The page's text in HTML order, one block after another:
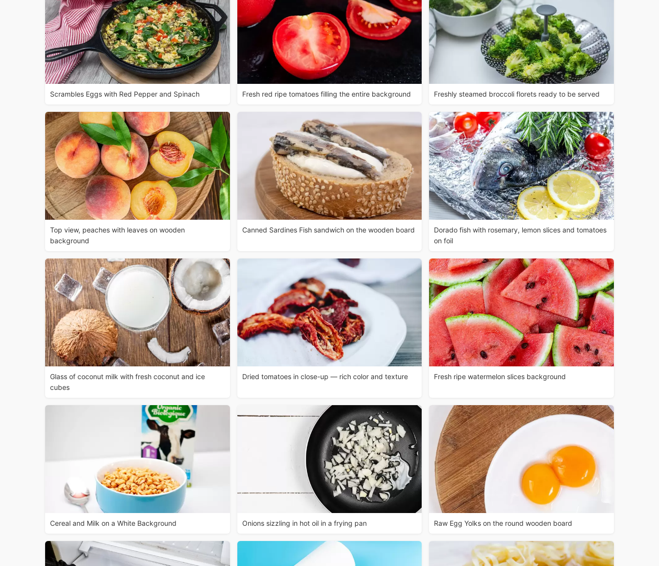
Scrambles Eggs with Red Pepper and Spinach Fresh red ripe tomatoes filling the entire background Freshly steamed broccoli florets ready to be served
Top view, peaches with leaves on wooden
background
Canned Sardines Fish sandwich on the wooden board
Dorado fish with rosemary, lemon slices and tomatoes
on foil
Glass of coconut milk with fresh coconut and ice
cubes
Dried tomatoes in close-up — rich color and texture Fresh ripe watermelon slices background
Cereal and Milk on a White Background Onions sizzling in hot oil in a frying pan Raw Egg Yolks on the round wooden board